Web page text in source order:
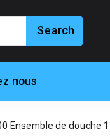
nous
Ensemble de douche